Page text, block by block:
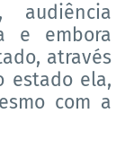
audiência
e embora
através
estado ela,
com a